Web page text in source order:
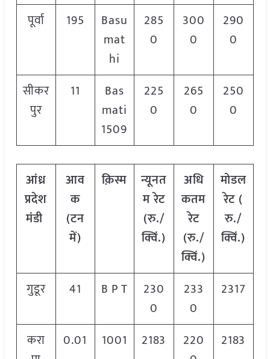
पूर्वा 195
Basu
mat
hi
285
0
300
0
290
0
सीकर
पुर
11
Bas
mati
1509
225
0
265
0
250
0
आंध्र
प्रदेश
मंडी
आव
क
(टन
में)
क़िस्म
न्यूनत
म रेट
(रु./
क्विं.)
अधि
कतम
रेट
(रु./
क्विं.)
मोडल
रेट (
रु./
क्विं.)
गुडूर 41 B P T
230
0
233
0
2317
करा
0.01 1001 2183
220
2183